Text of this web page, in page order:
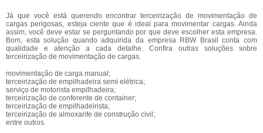
Já que você está querendo encontrar terceirização de movimentação de
cargas perigosas, esteja ciente que é ideal para movimentar cargas. Ainda
assim, você deve estar se perguntando por que deve escolher esta empresa.
Bom, esta solução quando adquirida da empresa RBW Brasil conta com
qualidade e atenção a cada detalhe. Confira outras soluções sobre
terceirização de movimentação de cargas.
movimentação de carga manual;
terceirização de empilhadeira semi elétrica;
serviço de motorista empilhadeira;
terceirização de conferente de container;
terceirização de empilhadeirista;
terceirização de almoxarife de construção civil;
entre outros.